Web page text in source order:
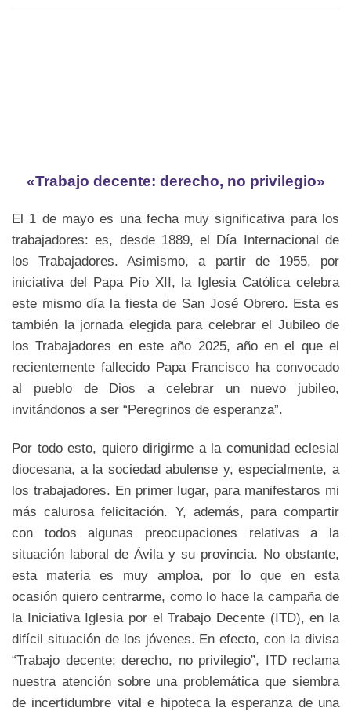
«Trabajo decente: derecho, no privilegio»
El 1 de mayo es una fecha muy significativa para los
trabajadores: es, desde 1889, el Día Internacional de
los Trabajadores. Asimismo, a partir de 1955, por
iniciativa del Papa Pío XII, la Iglesia Católica celebra
este mismo día la fiesta de San José Obrero. Esta es
también la jornada elegida para celebrar el Jubileo de
los Trabajadores en este año 2025, año en el que el
recientemente fallecido Papa Francisco ha convocado
al pueblo de Dios a celebrar un nuevo jubileo,
invitándonos a ser “Peregrinos de esperanza”.
Por todo esto, quiero dirigirme a la comunidad eclesial
diocesana, a la sociedad abulense y, especialmente, a
los trabajadores. En primer lugar, para manifestaros mi
más calurosa felicitación. Y, además, para compartir
con todos algunas preocupaciones relativas a la
situación laboral de Ávila y su provincia. No obstante,
esta materia es muy amploa, por lo que en esta
ocasión quiero centrarme, como lo hace la campaña de
la Iniciativa Iglesia por el Trabajo Decente (ITD), en la
difícil situación de los jóvenes. En efecto, con la divisa
“Trabajo decente: derecho, no privilegio”, ITD reclama
nuestra atención sobre una problemática que siembra
de incertidumbre vital e hipoteca la esperanza de una